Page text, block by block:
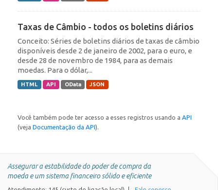
Taxas de Câmbio - todos os boletins diários
Conceito: Séries de boletins diários de taxas de câmbio
disponíveis desde 2 de janeiro de 2002, para o euro, e
desde 28 de novembro de 1984, para as demais
moedas. Para o dólar,...
HTML API OData JSON
Você também pode ter acesso a esses registros usando a API
(veja Documentação da API).
Assegurar a estabilidade do poder de compra da
moeda e um sistema financeiro sólido e eficiente